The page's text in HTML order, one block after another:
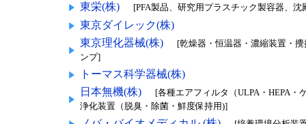
東栄(株) [PFA製品、研究用プラスチック製容器、沈
東京ダイレック(株)
東京理化器械(株)
[乾燥器・恒温器・濃縮装置・
ンプ]
トーマス科学器械(株)
日本無機(株)
[各種エアフィルタ（ULPA・HEPA
浄化装置（脱臭・除菌・鮮度保持用)]